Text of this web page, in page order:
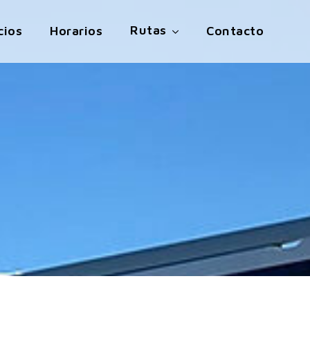
Horarios Rutas Contacto